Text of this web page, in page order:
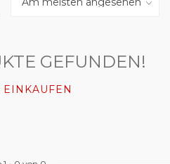
GEFUNDEN!